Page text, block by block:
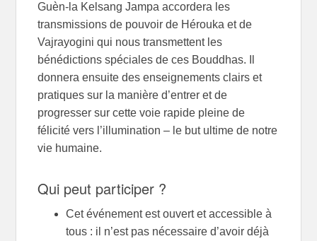
Guèn-la Kelsang Jampa accordera les
transmissions de pouvoir de Hérouka et de
Vajrayogini qui nous transmettent les
bénédictions spéciales de ces Bouddhas. Il
donnera ensuite des enseignements clairs et
pratiques sur la manière d’entrer et de
progresser sur cette voie rapide pleine de
félicité vers l’illumination – le but ultime de notre
vie humaine.
Qui peut participer ?
Cet événement est ouvert et accessible à
tous : il n’est pas nécessaire d’avoir déjà